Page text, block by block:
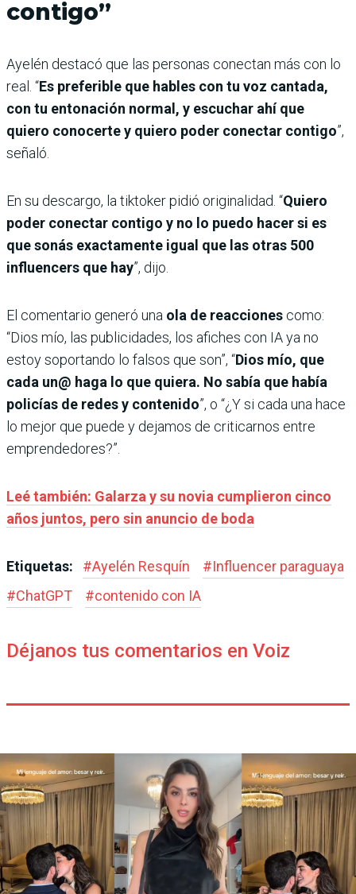
contigo”
Ayelén destacó que las personas conectan más con lo
real. “Es preferible que hables con tu voz cantada,
con tu entonación normal, y escuchar ahí que
quiero conocerte y quiero poder conectar contigo”,
señaló.
En su descargo, la tiktoker pidió originalidad. “Quiero
poder conectar contigo y no lo puedo hacer si es
que sonás exactamente igual que las otras 500
influencers que hay”, dijo.
El comentario generó una ola de reacciones como:
“Dios mío, las publicidades, los afiches con IA ya no
estoy soportando lo falsos que son”, “Dios mío, que
cada un@ haga lo que quiera. No sabía que había
policías de redes y contenido”, o “¿Y si cada una hace
lo mejor que puede y dejamos de criticarnos entre
emprendedores?”.
Leé también: Galarza y su novia cumplieron cinco
años juntos, pero sin anuncio de boda
Etiquetas: #Ayelén Resquín #Influencer paraguaya
#ChatGPT #contenido con IA
Déjanos tus comentarios en Voiz